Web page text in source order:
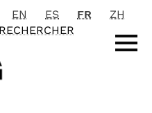
EN ES FR
ZH
RECHERCHER